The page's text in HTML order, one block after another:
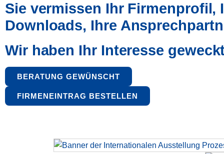
Sie vermissen Ihr
Downloads, Ihre
Wir haben Ihr Interesse
BERATUNG GEWÜNSCHT
FIRMENEINTRAG BESTELLEN